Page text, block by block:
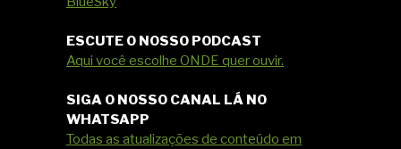
ESCUTE O NOSSO PODCAST
Aqui você escolhe ONDE quer ouvir.
SIGA O NOSSO CANAL LÁ NO
WHATSAPP
Todas as atualizações de conteúdo em